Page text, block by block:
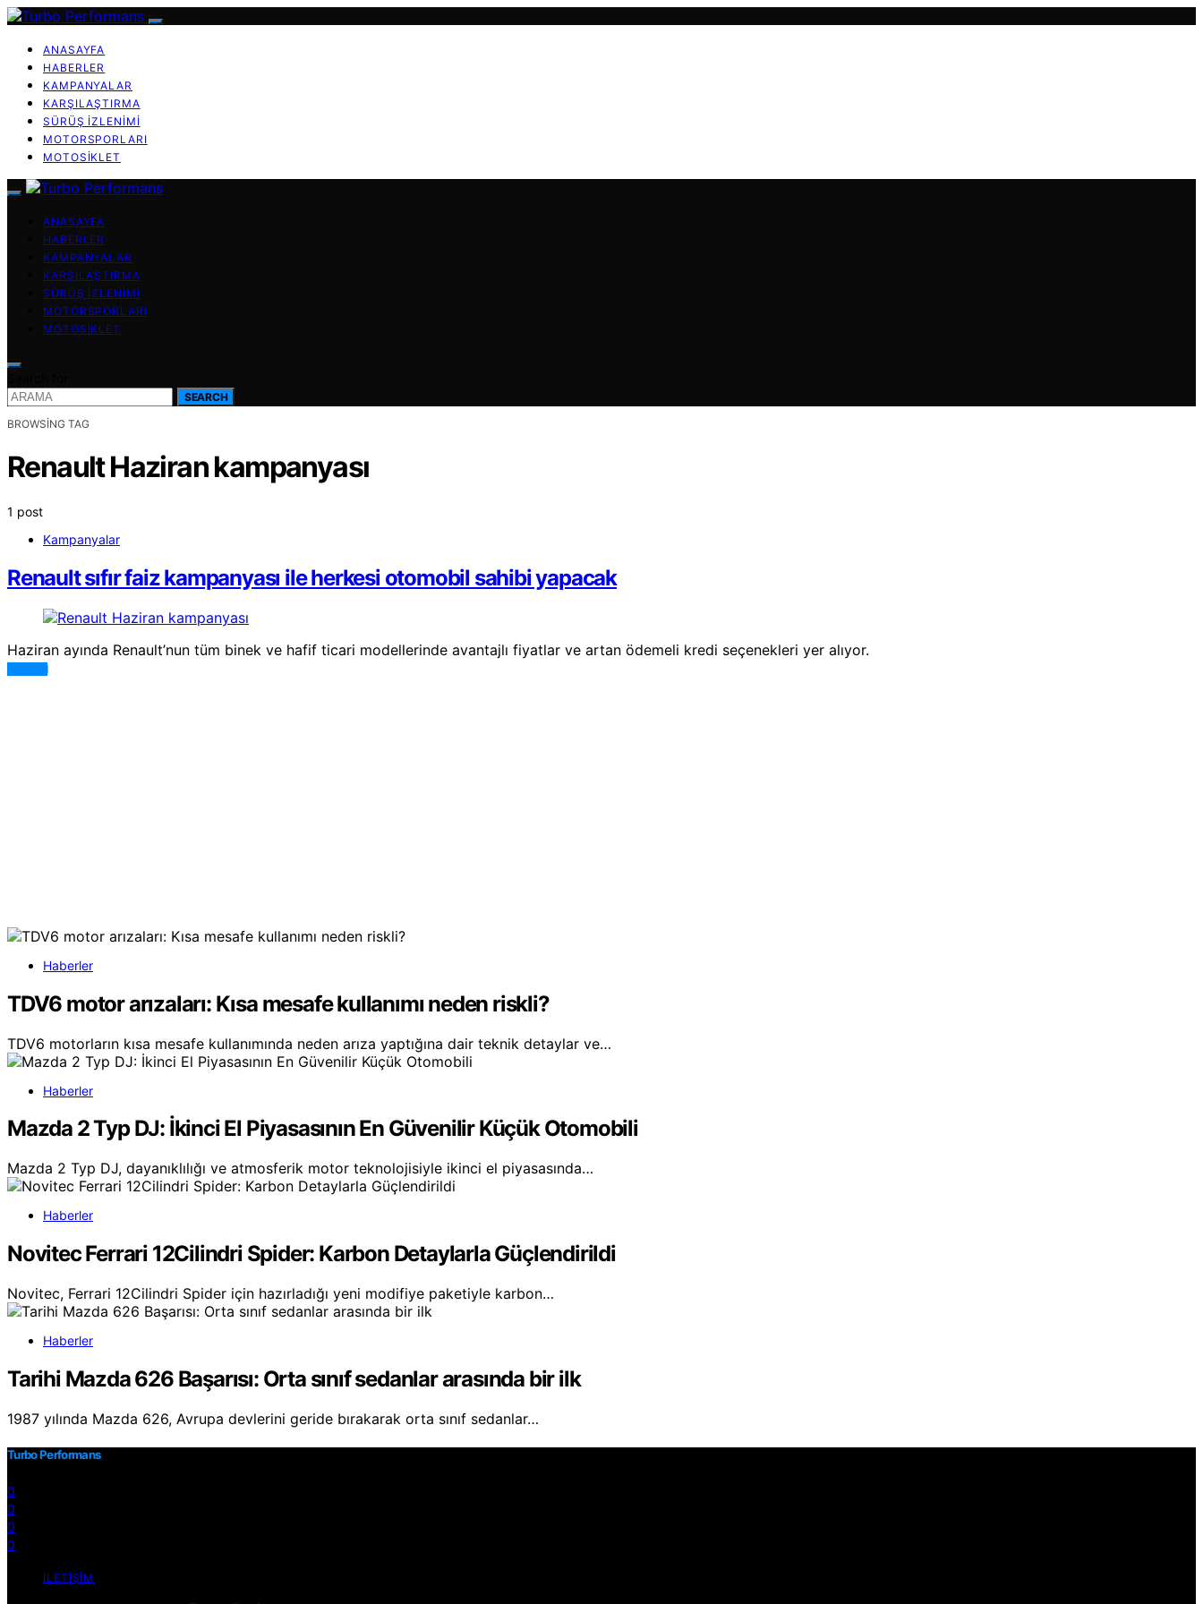
ANASAYFA
HABERLER
KAMPANYALAR
KARŞILAŞTIRMA
SÜRÜŞ İZLENIMI
MOTORSPORLARI
MOTOSIKLET
ANASAYFA
HABERLER
KAMPANYALAR
KARŞILAŞTIRMA
SÜRÜŞ İZLENIMI
MOTORSPORLARI
MOTOSIKLET
SEARCH
BROWSING TAG
Renault Haziran kampanyası
1 post
Kampanyalar
Renault sıfır faiz kampanyası ile herkesi otomobil sahibi yapacak
Haziran ayında Renault’nun tüm binek ve hafif ticari modellerinde avantajlı fiyatlar ve artan ödemeli kredi seçenekleri yer alıyor.
DEVAMI
Haberler
TDV6 motor arızaları: Kısa mesafe kullanımı neden riskli?
TDV6 motorların kısa mesafe kullanımında neden arıza yaptığına dair teknik detaylar ve…
Haberler
Mazda 2 Typ DJ: İkinci El Piyasasının En Güvenilir Küçük Otomobili
Mazda 2 Typ DJ, dayanıklılığı ve atmosferik motor teknolojisiyle ikinci el piyasasında…
Haberler
Novitec Ferrari 12Cilindri Spider: Karbon Detaylarla Güçlendirildi
Novitec, Ferrari 12Cilindri Spider için hazırladığı yeni modifiye paketiyle karbon…
Haberler
Tarihi Mazda 626 Başarısı: Orta sınıf sedanlar arasında bir ilk
1987 yılında Mazda 626, Avrupa devlerini geride bırakarak orta sınıf sedanlar…
Turbo Performans
0
0
0
0
İLETIŞIM